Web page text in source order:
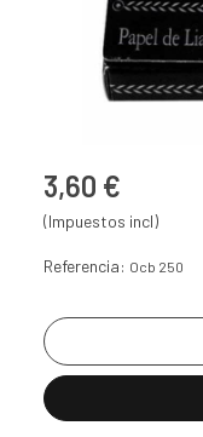
3,60 €
(Impuestos incl)
Referencia: Ocb 250